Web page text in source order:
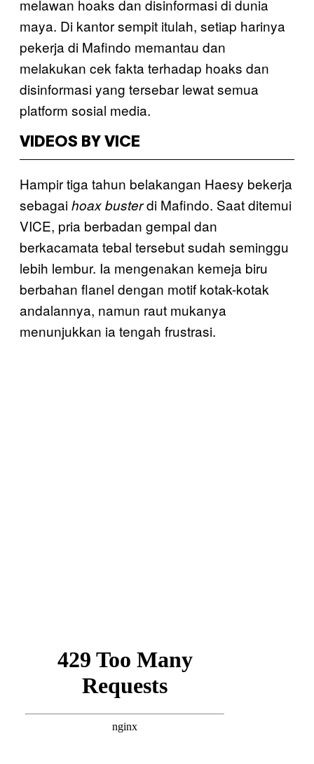
melawan hoaks dan disinformasi di dunia
maya. Di kantor sempit itulah, setiap harinya
pekerja di Mafindo memantau dan
melakukan cek fakta terhadap hoaks dan
disinformasi yang tersebar lewat semua
platform sosial media.
VIDEOS BY VICE
Hampir tiga tahun belakangan Haesy bekerja
sebagaihoax busterdi Mafindo. Saat ditemui
VICE, pria berbadan gempal dan
berkacamata tebal tersebut sudah seminggu
lebih lembur. Ia mengenakan kemeja biru
berbahan flanel dengan motif kotak-kotak
andalannya, namun raut mukanya
menunjukkan ia tengah frustrasi.